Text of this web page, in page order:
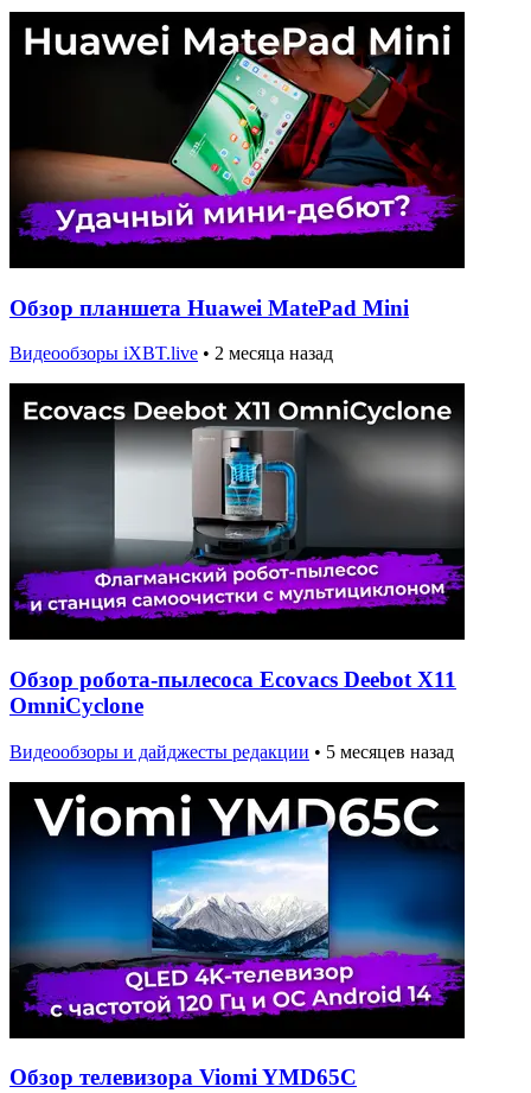
Обзор планшета Huawei MatePad Mini
Видеообзоры iXBT.live • 2 месяца назад
Обзор робота-пылесоса Ecovacs Deebot X11
OmniCyclone
Видеообзоры и дайджесты редакции • 5 месяцев назад
Обзор телевизора Viomi YMD65C